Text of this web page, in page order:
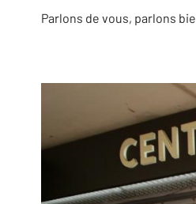
Parlons de vous, parlons